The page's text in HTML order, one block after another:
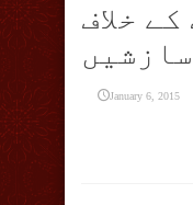
خلاف
January 6, 2015